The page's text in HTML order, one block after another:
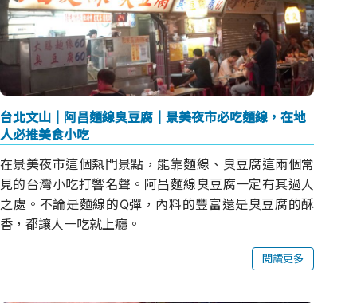
台北文山｜阿昌麵線臭豆腐｜景美夜市必吃麵線，在地
人必推美食小吃
在景美夜市這個熱門景點，能靠麵線、臭豆腐這兩個常
見的台灣小吃打響名聲。阿昌麵線臭豆腐一定有其過人
之處。不論是麵線的Q彈，內料的豐富還是臭豆腐的酥
香，都讓人一吃就上癮。
閱讀更多